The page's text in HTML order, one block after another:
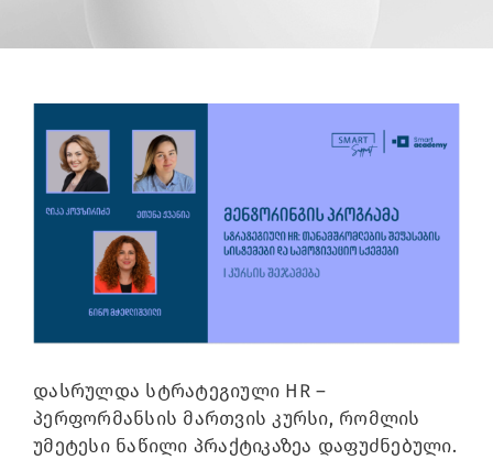
Larger
Image
დასრულდა სტრატეგიული HR –
პერფორმანსის მართვის კურსი, რომლის
უმეტესი ნაწილი პრაქტიკაზეა დაფუძნებული.